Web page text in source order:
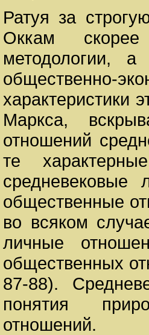
Ратуя за
Оккам скорее
методологии,
характеристики
Маркса,
отношений
те
общественные
во всяком
личные
общественных
87-88).
понятия
отношений.